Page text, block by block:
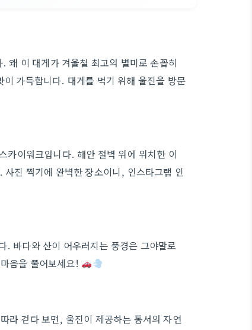
왜 이 대게가 겨울철 최고의 별미로 손꼽히
가득합니다. 대게를 먹기 위해 울진을 방문
카이워크입니다. 해안 절벽 위에 위치한 이
진 찍기에 완벽한 장소이니, 인스타그램 인
. 바다와 산이 어우러지는 풍경은 그야말로
음을 풀어보세요!
라 걷다 보면, 울진이 제공하는 동서의 자연